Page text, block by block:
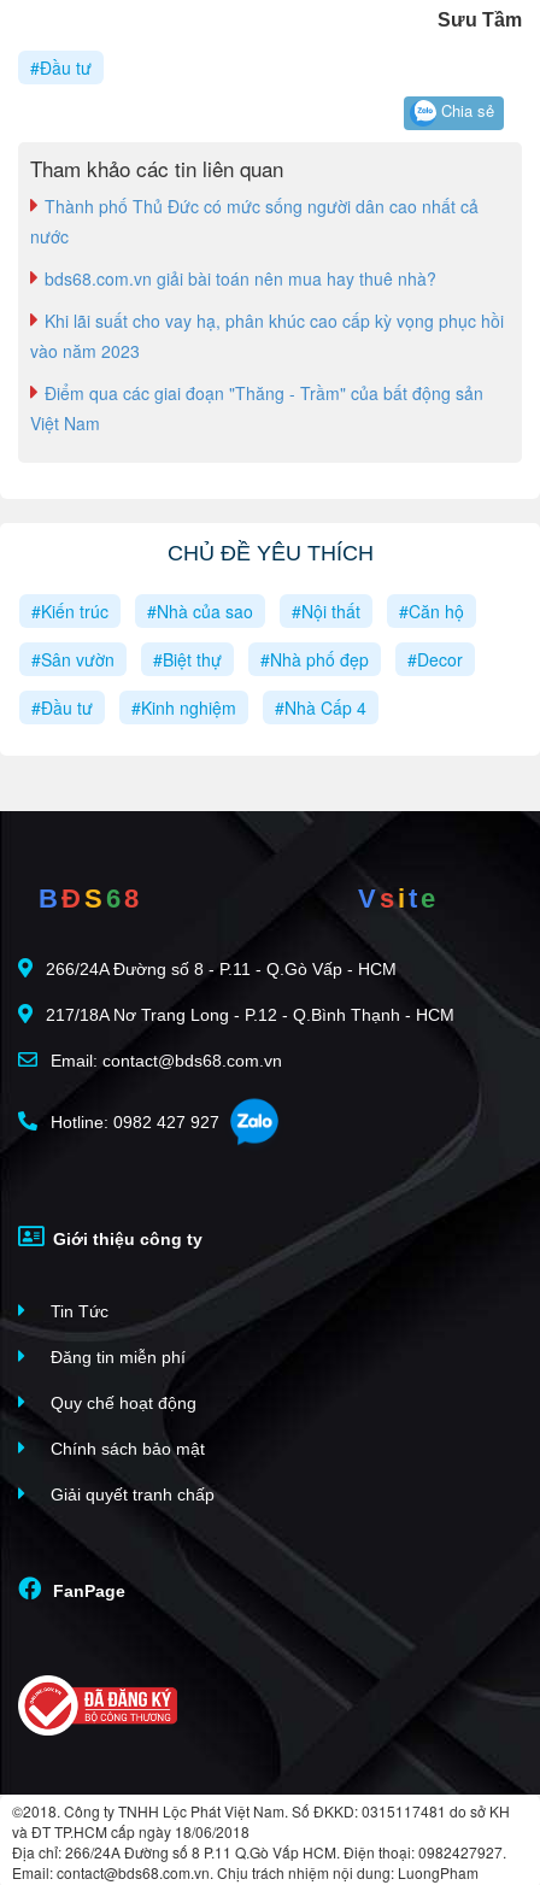
Sưu Tầm
#Đầu tư
Chia sẻ
Tham khảo các tin liên quan
Thành phố Thủ Đức có mức sống người dân cao nhất cả
nước
bds68.com.vn giải bài toán nên mua hay thuê nhà?
Khi lãi suất cho vay hạ, phân khúc cao cấp kỳ vọng phục hồi
vào năm 2023
Điểm qua các giai đoạn "Thăng - Trầm" của bất động sản
Việt Nam
CHỦ ĐỀ YÊU THÍCH
#Kiến trúc #Nhà của sao #Nội thất
#Căn hộ
#Sân vườn
#Biệt thự #Nhà phố đẹp
#Decor
#Đầu tư
#Kinh nghiệm #Nhà Cấp 4
BĐS68 Vsite
266/24A Đường số 8 - P.11 - Q.Gò Vấp - HCM
217/18A Nơ Trang Long - P.12 - Q.Bình Thạnh - HCM
Email: contact@bds68.com.vn
Hotline: 0982 427 927
Giới thiệu công ty
Tin Tức
Đăng tin miễn phí
Quy chế hoạt động
Chính sách bảo mật
Giải quyết tranh chấp
FanPage
©2018. Công ty TNHH Lộc Phát Việt Nam. Số ĐKKD: 0315117481 do sở KH
và ĐT TP.HCM cấp ngày 18/06/2018
Địa chỉ: 266/24A Đường số 8 P.11 Q.Gò Vấp HCM. Điện thoại: 0982427927.
Email: contact@bds68.com.vn. Chịu trách nhiệm nội dung: LuongPham